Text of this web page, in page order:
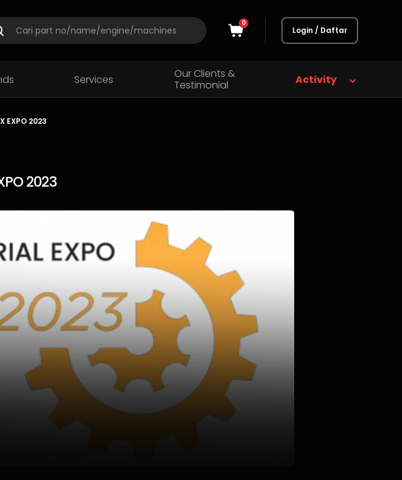
0
Login / Daftar
Services
Our Clients &
Testimonial
Activity
EXPO 2023
2023